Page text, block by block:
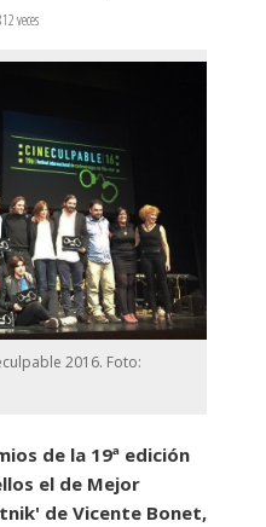
veces
2016. Foto:
de la 19ª edición
el de Mejor
de Vicente Bonet,